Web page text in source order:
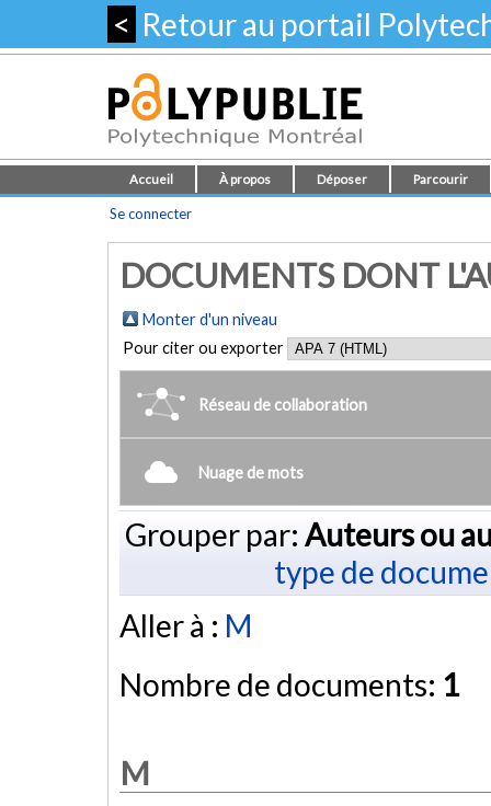
< Retour au portail
Accueil À propos Déposer Parcourir
Se connecter
DOCUMENTS DONT
Monter d'un niveau
Pour citer ou exporter
Réseau de collaboration
Nuage de mots
Grouper par: Auteurs ou
type de
Aller à : M
Nombre de documents: 1
M